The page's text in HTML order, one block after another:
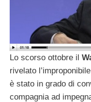
Lo scorso ottobre il
rivelato
è stato in grado di
compagnia ad